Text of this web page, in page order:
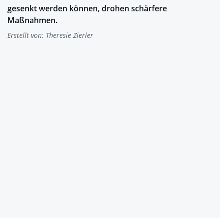
gesenkt werden können, drohen schärfere
Maßnahmen.
Erstellt von: Theresie Zierler